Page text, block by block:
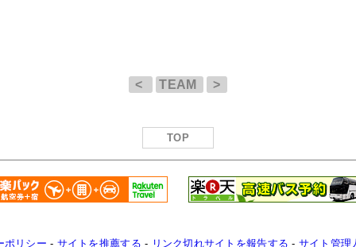
< TEAM >
TOP
ポリシー - サイトを推薦する - リンク切れサイトを報告する - サイト管理